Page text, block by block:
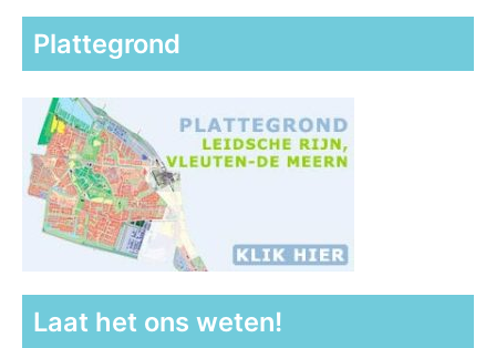
Plattegrond
Laat het ons weten!